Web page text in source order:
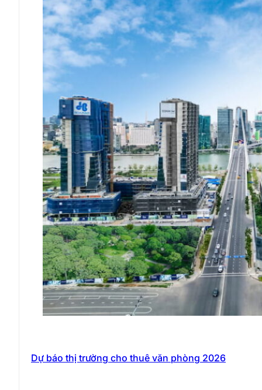
Dự báo thị trường cho thuê văn phòng 2026